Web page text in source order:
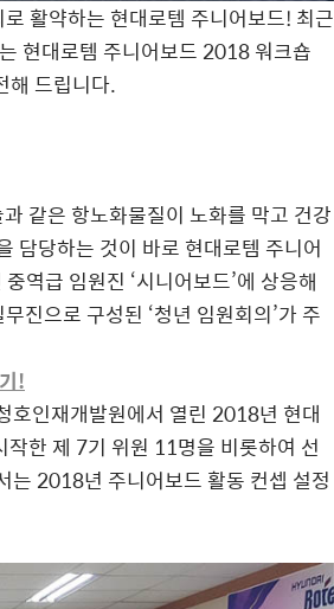
활약하는 현대로템 주니어보드! 최근
현대로템 주니어보드 2018 워크숍
해 드립니다.
같은 항노화물질이 노화를 막고 건강
담당하는 것이 바로 현대로템 주니어
역급 임원진 ‘시니어보드’에 상응해
진으로 구성된 ‘청년 임원회의’가 주
!
호인재개발원에서 열린 2018년 현대
한 제 7기 위원 11명을 비롯하여 선
는 2018년 주니어보드 활동 컨셉 설정